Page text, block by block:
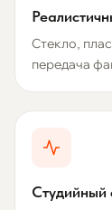
Стекло,
передача
Студийный